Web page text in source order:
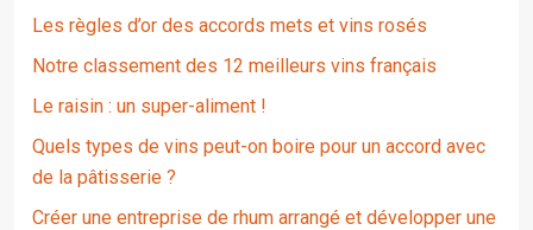
Les règles d’or des accords mets et vins rosés
Notre classement des 12 meilleurs vins français
Le raisin : un super-aliment !
Quels types de vins peut-on boire pour un accord avec
de la pâtisserie ?
Créer une entreprise de rhum arrangé et développer une